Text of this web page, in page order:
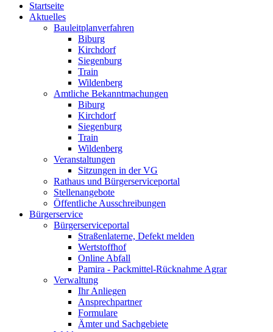
Startseite
Aktuelles
Bauleitplanverfahren
Biburg
Kirchdorf
Siegenburg
Train
Wildenberg
Amtliche Bekanntmachungen
Biburg
Kirchdorf
Siegenburg
Train
Wildenberg
Veranstaltungen
Sitzungen in der VG
Rathaus und Bürgerserviceportal
Stellenangebote
Öffentliche Ausschreibungen
Bürgerservice
Bürgerserviceportal
Straßenlaterne, Defekt melden
Wertstoffhof
Online Abfall
Pamira - Packmittel-Rücknahme Agrar
Verwaltung
Ihr Anliegen
Ansprechpartner
Formulare
Ämter und Sachgebiete